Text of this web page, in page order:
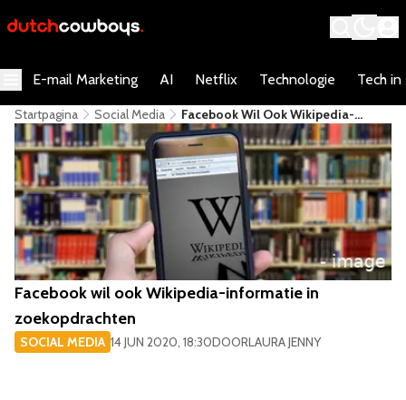
E-mail Marketing AI Netflix Technologie Tech in
Startpagina Social Media
​Facebook Wil Ook Wikipedia-
Informatie In Zoekopdrachten
​Facebook wil ook Wikipedia-informatie in
zoekopdrachten
SOCIAL MEDIA 14 JUN 2020, 18:30DOORLAURA JENNY